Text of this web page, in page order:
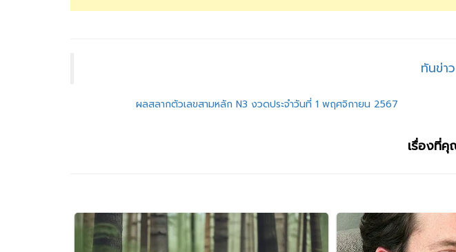
ทันข่า
แนะแนวผลสลากตัวเลขสามหลัก N3 งวดประจำวันที่ 1 พฤศจิกายน 2567
เรื่องที่คุ